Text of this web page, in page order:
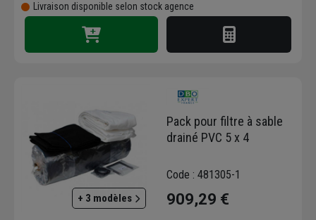
Livraison disponible selon stock agence
+ 3 modèles
Pack pour filtre à sable
drainé PVC 5 x 4
Code : 481305-1
909,29 €